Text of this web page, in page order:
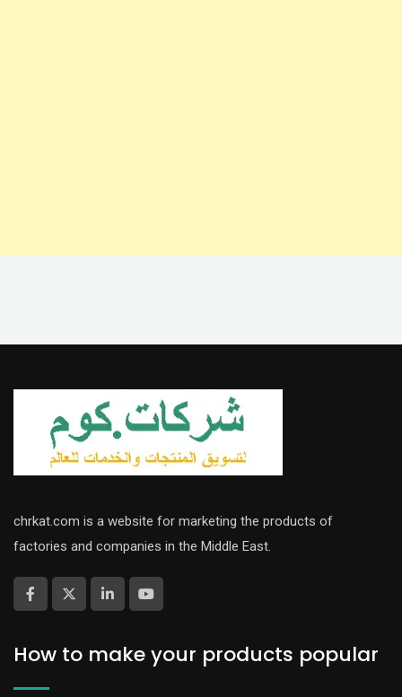
chrkat.com is a website for marketing the products of
factories and companies in the Middle East.
How to make your products popular